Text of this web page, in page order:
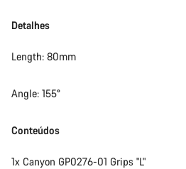
Detalhes
Length: 80mm
Angle: 155°
Conteúdos
1x Canyon GP0276-01 Grips "L"